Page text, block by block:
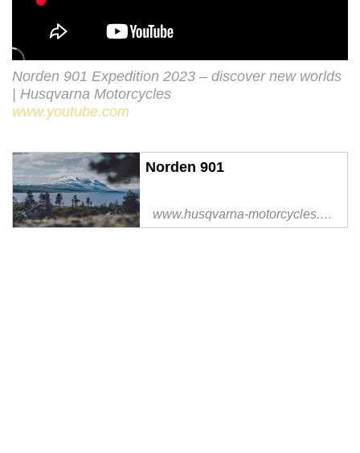
Norden 901 Expedition 2023 – discover new worlds
| Husqvarna Motorcycles
www.youtube.com
Norden 901
www.husqvarna-motorcycles.com